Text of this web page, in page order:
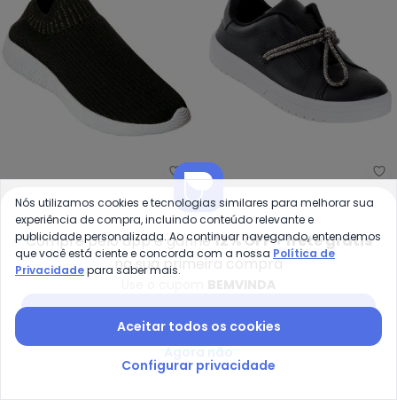
Perfecta - Tênis (Preto) em
Tênis (Preto) em Tecido
PERFECTA
R$ 99,99R$ 149,99
ou3xdeR$ 33,33semjuros
Tênis Moleca (Preto) em
Sintético
MOLECA
R$ 99,99R$ 139,99
ou 3xde R$ 33,33sem
Compre pelo app e ganhe12% OFF + frete grátis
na sua primeira compra
Nós utilizamos cookies e tecnologias similares para melhorar sua
experiência de compra, incluindo conteúdo relevante e
publicidade personalizada. Ao continuar navegando, entendemos
que você está ciente e concorda com a nossa Política de
Privacidadepara saber mais.
Aceitar todos os cookies
Configurar privacidade